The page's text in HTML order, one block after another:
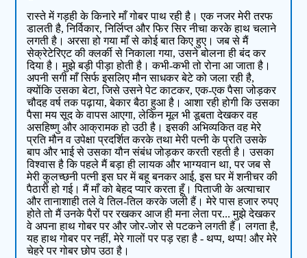
रास्ते में गड़ही के किनारे माँ गोबर पाथ रही है। एक नजर मेरी तरफ
डालती है, निर्विकार, निर्लिप्त और फिर सिर नीचा करके हाथ चलाने
लगती है। अरसा हो गया माँ से कोई बात किए हुए। जब से मैं
सेक्रेटेरिएट की क्लर्की से निकाला गया, उसने बोलना ही बंद कर
दिया है। मुझे बड़ी पीड़ा होती है। कभी-कभी तो रोना आ जाता है।
अपनी सगी माँ सिर्फ इसलिए मौन साधकर बेटे को जला रही है,
क्योंकि उसका बेटा, जिसे उसने पेट काटकर, एक-एक पैसा जोड़कर
चौदह वर्ष तक पढ़ाया, बेकार बैठा हुआ है। आशा रही होगी कि उसका
पैसा मय सूद के वापस आएगा, लेकिन मूल भी डूबता देखकर वह
असहिष्णु और आक्रामक हो उठी है। इसकी अभिव्यकित वह मेरे
प्रति मौन व उपेक्षा प्रदर्शित करके तथा मेरी पत्नी के प्रति उसके
बाप और भाई से उसका यौन संबंध जोड़कर करती रहती है। उसका
विश्वास है कि पहले मैं बड़ा ही लायक और भाग्यवान था, पर जब से
मेरी कुलच्छनी पत्नी इस घर में बहू बनकर आई, इस घर में शनीचर की
पैठारी हो गई। मैं माँ को बेहद प्यार करता हूँ। पिताजी के अत्याचार
और तानाशाही तले वे तिल-तिल करके जली हैं। मेरे पास हजार रुपए
होते तो मैं उनके पैरों पर रखकर आज ही मना लेता पर... मुझे देखकर
वे अपना हाथ गोबर पर और जोर-जोर से पटकने लगती हैं। लगता है,
यह हाथ गोबर पर नहीं, मेरे गालों पर पड़ रहा है - थप्प, थप्प! और मेरे
चेहरे पर गोबर छोप उठा है।